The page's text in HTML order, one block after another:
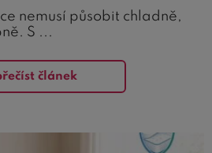
nemusí působit chladně,
S ...
článek